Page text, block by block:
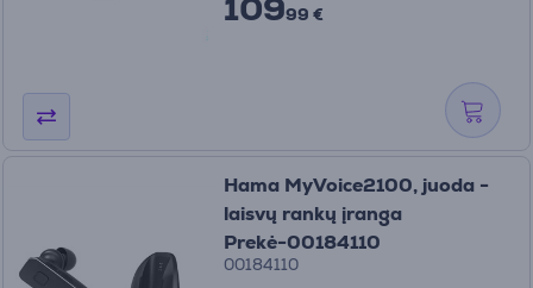
99 €
Hama MyVoice2100, juoda -
laisvų rankų įranga
Prekė-00184110
00184110